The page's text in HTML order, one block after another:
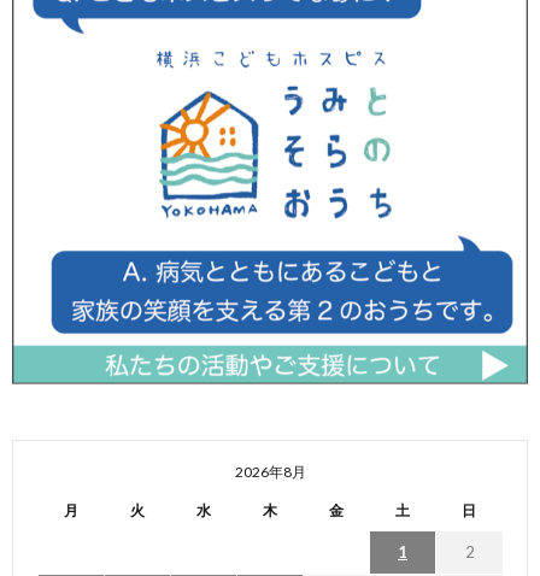
2026年8月
月 火 水 木 金 土 日
1 2